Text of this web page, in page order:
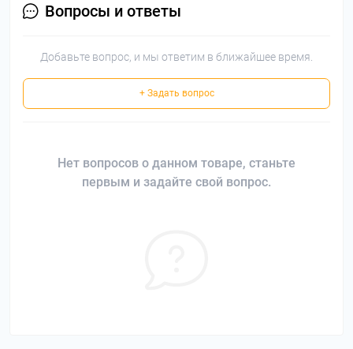
Вопросы и ответы
Добавьте вопрос, и мы ответим в ближайшее время.
+ Задать вопрос
Нет вопросов о данном товаре, станьте
первым и задайте свой вопрос.